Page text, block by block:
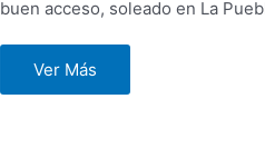
buen acceso, soleado en La
Ver Más